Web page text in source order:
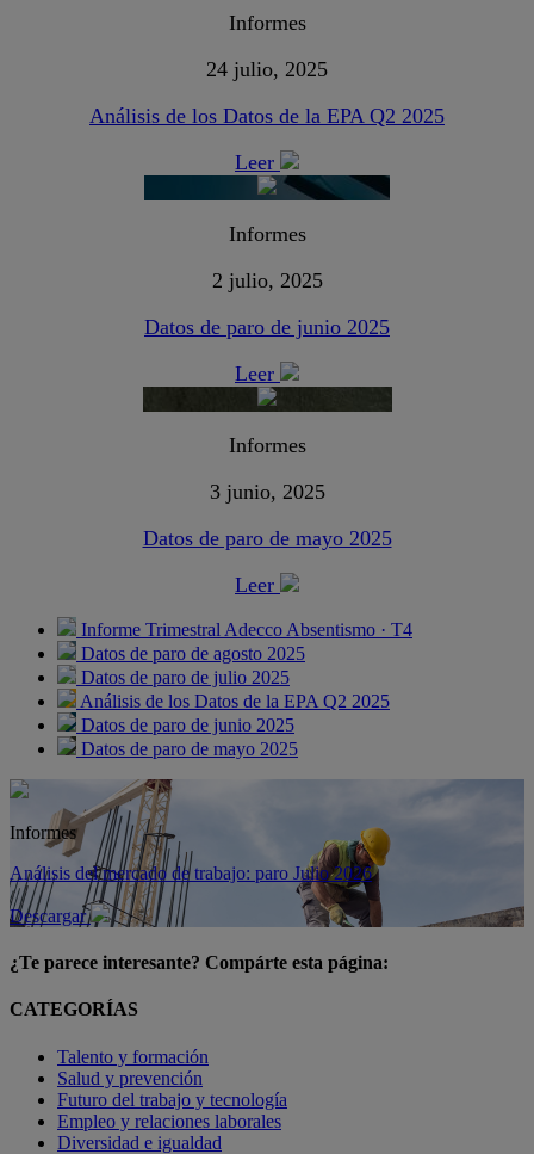
Informes
24 julio, 2025
Análisis de los Datos de la EPA Q2 2025
Leer
Informes
2 julio, 2025
Datos de paro de junio 2025
Leer
Informes
3 junio, 2025
Datos de paro de mayo 2025
Leer
Informe Trimestral Adecco Absentismo · T4
Datos de paro de agosto 2025
Datos de paro de julio 2025
Análisis de los Datos de la EPA Q2 2025
Datos de paro de junio 2025
Datos de paro de mayo 2025
Informes
Análisis del mercado de trabajo: paro Julio 2026
Descargar
¿Te parece interesante? Compárte esta página:
CATEGORÍAS
Talento y formación
Salud y prevención
Futuro del trabajo y tecnología
Empleo y relaciones laborales
Diversidad e igualdad